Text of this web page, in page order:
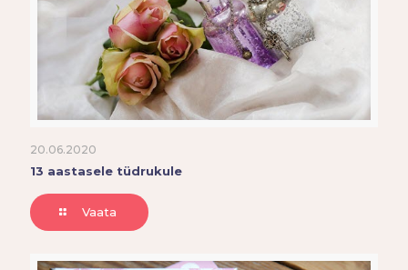
20.06.2020
13 aastasele tüdrukule
Vaata